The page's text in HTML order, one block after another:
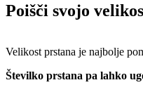
Poišči svojo
Velikost prstana je najbolje
Številko prstana pa lahko